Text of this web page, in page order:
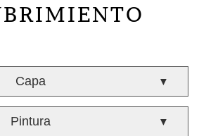
Capa ▼
Pintura ▼